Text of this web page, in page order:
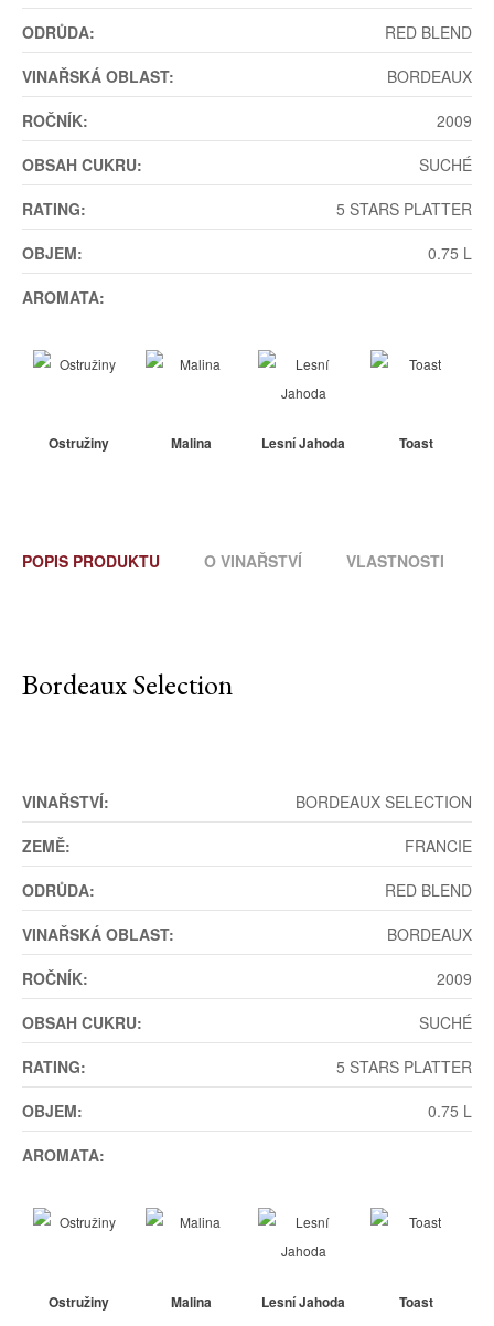
ODRŮDA:
RED BLEND
VINAŘSKÁ OBLAST:
BORDEAUX
ROČNÍK:
2009
OBSAH CUKRU:
SUCHÉ
RATING:
5 STARS PLATTER
OBJEM:
0.75 L
AROMATA:
Ostružiny Malina Lesní Jahoda Toast
POPIS PRODUKTU O VINAŘSTVÍ VLASTNOSTI
Bordeaux Selection
VINAŘSTVÍ:
BORDEAUX SELECTION
ZEMĚ:
FRANCIE
ODRŮDA:
RED BLEND
VINAŘSKÁ OBLAST:
BORDEAUX
ROČNÍK:
2009
OBSAH CUKRU:
SUCHÉ
RATING:
5 STARS PLATTER
OBJEM:
0.75 L
AROMATA:
Ostružiny Malina Lesní Jahoda Toast